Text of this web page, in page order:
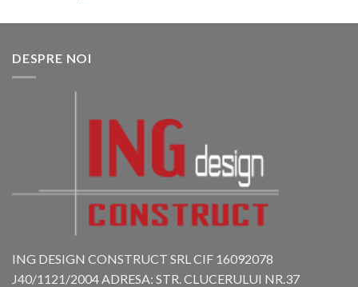
DESPRE NOI
ING DESIGN CONSTRUCT SRL CIF 16092078
J40/1121/2004 ADRESA: STR. CLUCERULUI NR.37